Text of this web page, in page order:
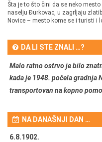
Šta je to što čini da se neko mesto
naselju Đurkovac, u zagrljaju
Novice – mesto kome se i turisti i
DA LI STE ZNALI …?
Malo ratno ostrvo je bilo
kada je 1948. počela gradnja
transportovan na kopno
NA DANAŠNJI DAN …
6.8.1902.